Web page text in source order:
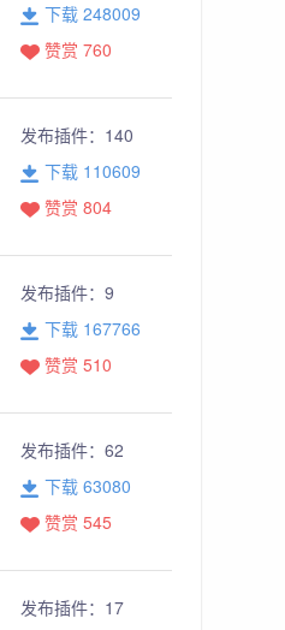
下载 248009
赞赏 760
发布插件： 140
下载 110609
赞赏 804
发布插件： 9
下载 167766
赞赏 510
发布插件： 62
下载 63080
赞赏 545
发布插件： 17